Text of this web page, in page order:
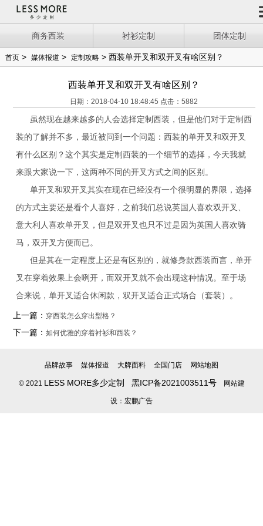
商务西装 衬衫定制 团体定制
首页> 媒体报道 > 定制攻略> 西装单开叉和双开叉有啥区别？
西装单开叉和双开叉有啥区别？
日期：2018-04-10 18:48:45 点击：5882
虽然现在越来越多的人会选择定制西装，但是他们对于定制 西
装的了解并不多， 最近被问到一个问题 ： 西装的单开叉和双开叉
有什么区别？这个其实是定制西装的一个细节的选择，今天我就
来跟大家说一下，这两种不同的开叉方式之间的区别。
单开叉 和双开叉其实在现在已经没有一个很明显的界限，选择
的方式主要还是看个人喜好，之前我们总说英国人喜欢双开叉、
意大利人喜欢单开叉， 但是双开叉也只不过是因为英国人喜欢骑
马，双开叉方便而已 。
但是其在一定程度上还是有区别的， 就修身款西装而言，单开
叉在穿着效果上会咧开，而双开叉就不会出现这种情况。 至于场
合来说，单开叉适合休闲款，双开叉适合正式场合 （套装 ） 。
上一篇： 穿西装怎么穿出型格？
下一篇：如何优雅的穿着衬衫和西装？
品牌故事 媒体报道 大牌面料 全国门店 网站地图
© 2021 LESS MORE多少定制 黑ICP备2021003511号网站建
设：宏鹏广告